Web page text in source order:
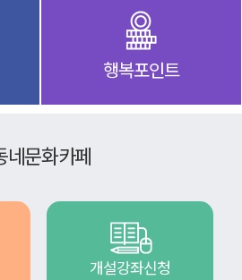
행복포인트
네문화카페
개설강좌신청